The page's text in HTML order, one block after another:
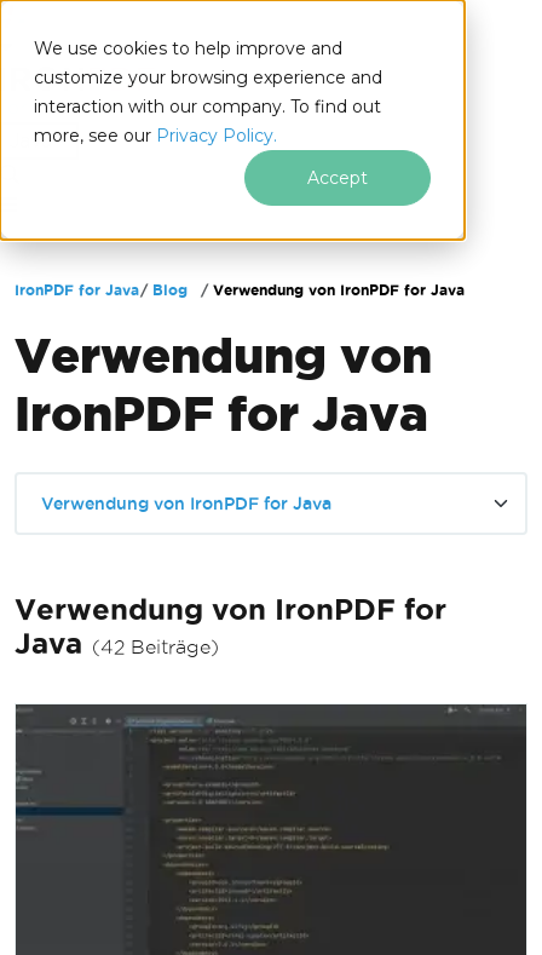
We use cookies to help improve and
customize your browsing experience and
interaction with our company. To find out
more, see our Privacy Policy.
Accept
Java
Zum Fußzeileninhalt springen
IronPDF for Java Blog Verwendung von IronPDF for Java
Verwendung von
IronPDF for Java
Verwendung von IronPDF for Java
Verwendung von IronPDF for
Java (42 Beiträge)